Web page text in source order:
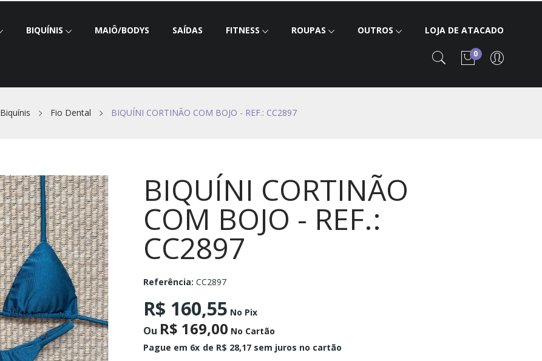
BIQUÍNIS MAIÔ/BODYS SAÍDAS FITNESS ROUPAS OUTROS LOJA DE ATACADO
0
Biquínis Fio Dental BIQUÍNI CORTINÃO COM BOJO - REF.: CC2897
BIQUÍNI CORTINÃO
COM BOJO - REF.:
CC2897
Referência: CC2897
R$ 160,55 No Pix
Ou R$ 169,00 No Cartão
Pague em 6x de R$ 28,17 sem juros no cartão